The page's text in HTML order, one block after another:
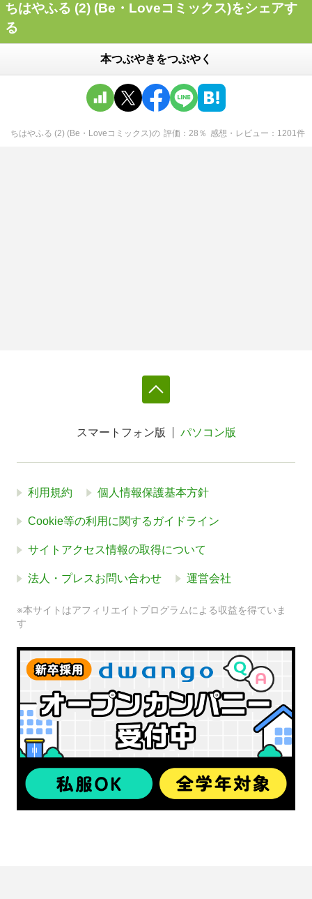
ちはやふる (2) (Be・Loveコミックス)をシェアす
る
本つぶやきをつぶやく
ちはやふる (2) (Be・Loveコミックス)の 評価 28 ％ 感想・レビュー 1201件
スマートフォン版 パソコン版
利用規約 個人情報保護基本方針
Cookie等の利用に関するガイドライン
サイトアクセス情報の取得について
法人・プレスお問い合わせ 運営会社
※本サイトはアフィリエイトプログラムによる収益を得ていま
す